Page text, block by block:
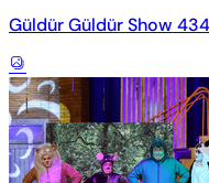
Güldür Güldür Show